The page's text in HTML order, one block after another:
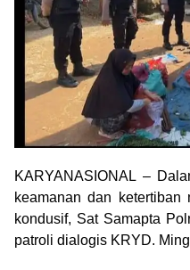
KARYANASIONAL –
keamanan dan ketertiban
kondusif, Sat Samapta
patroli dialogis KRYD.